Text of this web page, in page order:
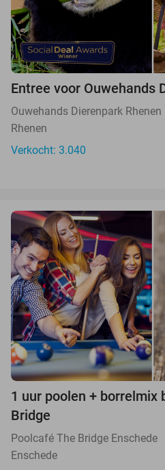
Entree voor Ouwehands
Ouwehands Dierenpark Rhenen
Rhenen
Verkocht: 3.040
1 uur poolen + borrelmix
Bridge
Poolcafé The Bridge Enschede
Enschede